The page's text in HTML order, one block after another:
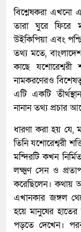
বিশ্লেষকরা এখনো
তারা ঘুরে ফিরে
উইকিপিয়া এবং
তথ্য মতে,
কাছে
নামকরণেরও
এটি একটি
নানান তথ্য প্রচার
ধারণা করা হয় যে,
তিনি যশোরেশ্বরী
মন্দিরটি কখন
লক্ষ্মণ সেন ও
করেছিলেন। কথায়
এখানকার জঙ্গল
হয়ে মানুষের
পড়তে দেখেন।